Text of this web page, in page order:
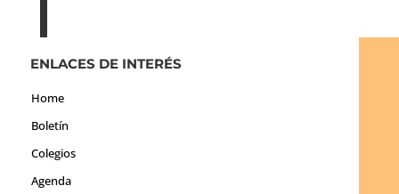
ENLACES DE INTERÉS
Home
Boletín
Colegios
Agenda